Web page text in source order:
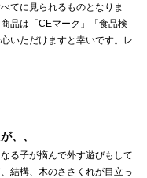
てに見られるものとなりま
品は「CEマーク」「食品検
いただけますと幸いです。レ
、、
る子が摘んで外す遊びもして
結構、木のささくれが目立っ